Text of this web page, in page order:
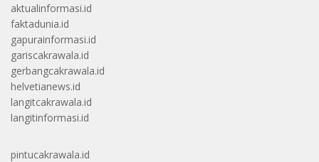
aktualinformasi.id
faktadunia.id
gapurainformasi.id
gariscakrawala.id
gerbangcakrawala.id
helvetianews.id
langitcakrawala.id
langitinformasi.id
pintucakrawala.id